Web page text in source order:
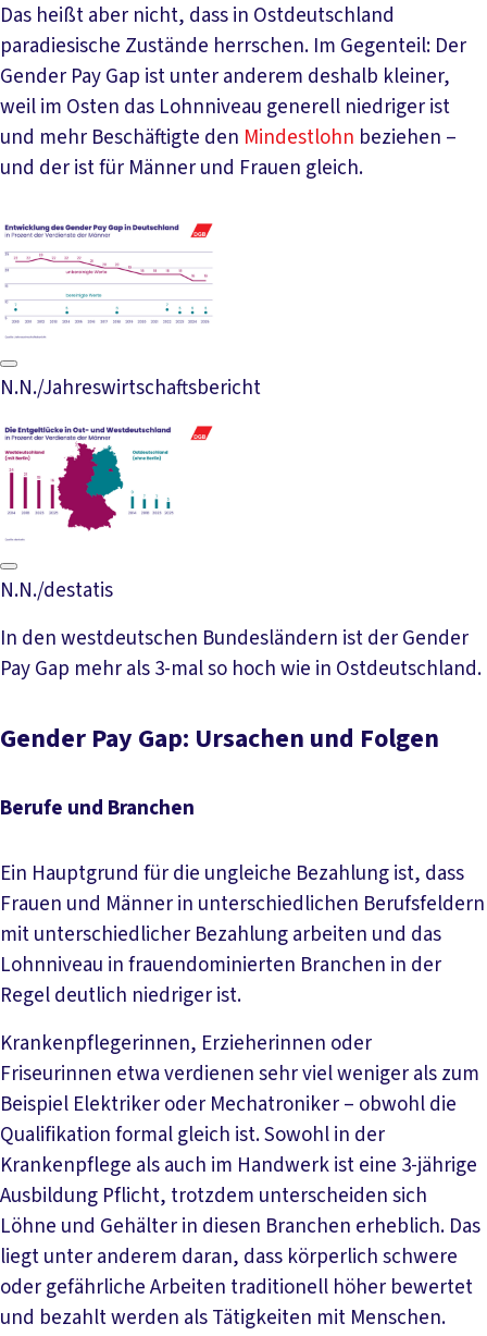
Das heißt aber nicht, dass in Ostdeutschland
paradiesische Zustände herrschen. Im Gegenteil: Der
Gender Pay Gap ist unter anderem deshalb kleiner,
weil im Osten das Lohnniveau generell niedriger ist
und mehr Beschäftigte den Mindestlohn beziehen –
und der ist für Männer und Frauen gleich.
N.N./Jahreswirtschaftsbericht
N.N./destatis
In den westdeutschen Bundesländern ist der Gender
Pay Gap mehr als 3-mal so hoch wie in Ostdeutschland.
Gender Pay Gap: Ursachen und Folgen
Berufe und Branchen
Ein Hauptgrund für die ungleiche Bezahlung ist, dass
Frauen und Männer in unterschiedlichen Berufsfeldern
mit unterschiedlicher Bezahlung arbeiten und das
Lohnniveau in frauendominierten Branchen in der
Regel deutlich niedriger ist.
Krankenpflegerinnen, Erzieherinnen oder
Friseurinnen etwa verdienen sehr viel weniger als zum
Beispiel Elektriker oder Mechatroniker – obwohl die
Qualifikation formal gleich ist. Sowohl in der
Krankenpflege als auch im Handwerk ist eine 3-jährige
Ausbildung Pflicht, trotzdem unterscheiden sich
Löhne und Gehälter in diesen Branchen erheblich. Das
liegt unter anderem daran, dass körperlich schwere
oder gefährliche Arbeiten traditionell höher bewertet
und bezahlt werden als Tätigkeiten mit Menschen.